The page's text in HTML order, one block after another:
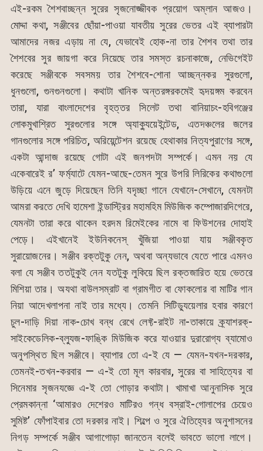
এই-রকম শৈশবাচ্ছন্ন সুরের সৃজনোজ্জীবক প্রয়োগ অম্লান আজও।
মোদ্দা কথা, সঞ্জীবের ছোঁয়া-পাওয়া যাবতীয় সুরের ভেতর এই ব্যাপারটা
আমাদের নজর এড়ায় না যে, যেভাবেই হোক-না তার শৈশব তথা তার
শৈশবের সুর জায়গা করে নিয়েছে তার সমস্ত রচনাকাজে, নেভিগেইট
করেছে সঞ্জীবকে সবসময় তার শৈশবে-শোনা আচ্ছন্নকর সুরগুলো,
ধুনগুলো, গুনগুনগুলো। কথাটা খানিক অন্তরঙ্গরকমেই হৃদয়ঙ্গম করবেন
তারা, যারা বাংলাদেশের বৃহত্তর সিলেট তথা বানিয়াচং-হবিগঞ্জের
লোকমুখাশ্রিত সুরগুলোর সঙ্গে অ্যাক্যুয়েইন্টেড, এতদঞ্চলের জলের
গানগুলোর সঙ্গে পরিচিত, অরিয়েন্টেশন রয়েছে হেথাকার নিত্যপুরাণের সঙ্গে,
একটা আন্দাজ রয়েছে গোটা এই জনপদটা সম্পর্কে। এমন নয় যে
একেবারেই র’ ফর্ম্যাটে যেমন-আছে-তেমন সুরে উপরি লিরিকের কথাগুলো
উড়িয়ে এনে জুড়ে দিয়েছেন তিনি যদৃচ্ছা গানে যেখানে-সেখানে, যেমনটা
আমরা করতে দেখি হামেশা ইন্ডাস্ট্রির মহামহিম মিউজিক কম্পোজারদিগেরে,
যেমনটা তারা করে থাকেন হরদম রিমেইকের নামে বা ফিউশনের দোহাই
পেড়ে। এইখানেই ইউনিকনেস্ খুঁজিয়া পাওয়া যায় সঞ্জীবকৃত
সুরায়োজনের। সঞ্জীব রক্তটুকু নেন, অথবা অন্যভাবে যেতে পারে এমনও
বলা যে সঞ্জীব ততটুকুই নেন যতটুকু লুকিয়ে ছিল রক্তজারিত হয়ে ভেতরে
মিশিয়া তার। অযথা বাউলসম্রাট বা গ্রামগীত বা ফোকলোর বা মাটির গান
নিয়া আদেখলাপনা নাই তার মধ্যে। তেমনি সিটিড্যুয়েলার হবার কারণে
চুল-দাড়ি দিয়া নাক-চোখ বন্ধ রেখে লেফ্ট-রাইট না-তাকায়ে ক্র্যাশরক্-
সাইকেডেলিক-ব্ল্যুজ-ফাঙ্কি মিউজিক করে যাওয়ার দুরারোগ্য ব্যামোও
অনুপস্থিত ছিল সঞ্জীবে। ব্যাপার তো এ-ই যে — যেমন-যখন-দরকার,
তেমনই-তখন-করবার — এ-ই তো মূল কারবার, সুরের বা সাহিত্যের বা
সিনেমার সৃজনযজ্ঞে এ-ই তো গোড়ার কথাটা। খামাখা আনুনাসিক সুরে
প্রেমকান্না ‘আমারও দেশেরও মাটিরও গন্ধ বস্রাই-গোলাপের চেয়েও
সুমিষ্ট’ ফোঁপাইবার তো দরকার নাই। শিল্পে ও সুরে ঐতিহ্যের অনুশাসনের
নিগড় সম্পর্কে সঞ্জীব আগাগোড়া জানতেন বলেই ভাবতে ভালো লাগে।